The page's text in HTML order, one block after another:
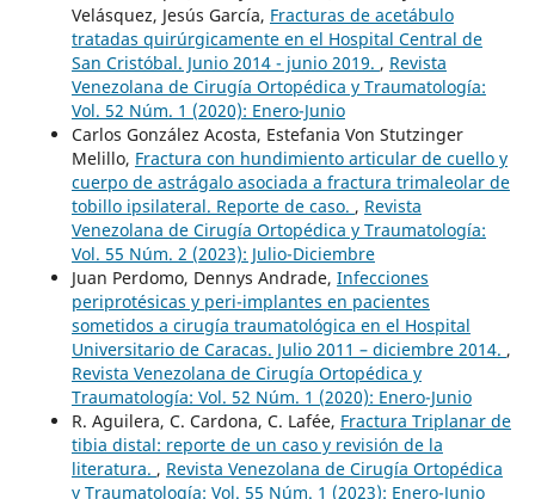
Velásquez, Jesús García, Fracturas de acetábulo
tratadas quirúrgicamente en el Hospital Central de
San Cristóbal. Junio 2014 - junio 2019. , Revista
Venezolana de Cirugía Ortopédica y Traumatología:
Vol. 52 Núm. 1 (2020): Enero-Junio
Carlos González Acosta, Estefania Von Stutzinger
Melillo, Fractura con hundimiento articular de cuello y
cuerpo de astrágalo asociada a fractura trimaleolar de
tobillo ipsilateral. Reporte de caso. , Revista
Venezolana de Cirugía Ortopédica y Traumatología:
Vol. 55 Núm. 2 (2023): Julio-Diciembre
Juan Perdomo, Dennys Andrade, Infecciones
periprotésicas y peri-implantes en pacientes
sometidos a cirugía traumatológica en el Hospital
Universitario de Caracas. Julio 2011 – diciembre 2014. ,
Revista Venezolana de Cirugía Ortopédica y
Traumatología: Vol. 52 Núm. 1 (2020): Enero-Junio
R. Aguilera, C. Cardona, C. Lafée, Fractura Triplanar de
tibia distal: reporte de un caso y revisión de la
literatura. , Revista Venezolana de Cirugía Ortopédica
y Traumatología: Vol. 55 Núm. 1 (2023): Enero-Junio